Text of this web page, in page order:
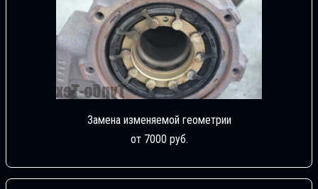
Замена изменяемой геометрии
от 7000 руб.